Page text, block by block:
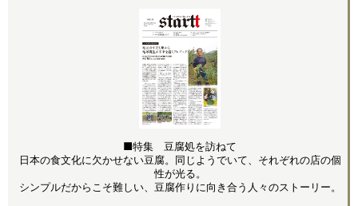
■特集 豆腐処を訪ねて
日本の食文化に欠かせない豆腐。同じようでいて、それぞれの店の個
性が光る。
シンプルだからこそ難しい、豆腐作りに向き合う人々のストーリー。